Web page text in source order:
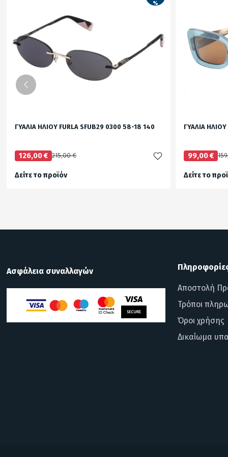
%
ΓΥΑΛΙΑ ΗΛΙΟΥ FURLA SFUB29 0300 58-18 140
126,00 € 215,00 €
Δείτε το προϊόν
ΓΥΑΛΙΑ ΗΛΙΟΥ
99,00 €
Δείτε το
Ασφάλεια συναλλαγών
Αποστολή
Τρόποι
Όροι χρήσης
Δικαίωμα